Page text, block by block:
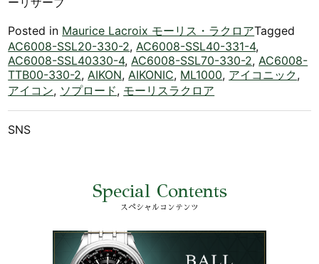
Posted in Maurice Lacroix モーリス・ラクロアTagged
AC6008-SSL20-330-2, AC6008-SSL40-331-4,
AC6008-SSL40330-4, AC6008-SSL70-330-2, AC6008-
TTB00-330-2, AIKON, AIKONIC, ML1000, アイコニック,
アイコン, ソプロード, モーリスラクロア
SNS
Special Contents
スペシャルコンテンツ